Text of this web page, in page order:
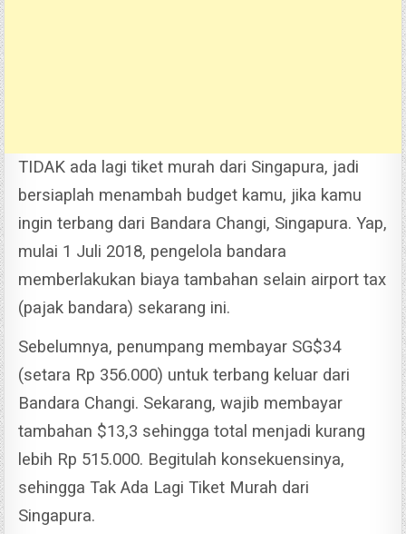
TIDAK ada lagi tiket murah dari Singapura, jadi
bersiaplah menambah budget kamu, jika kamu
ingin terbang dari Bandara Changi, Singapura.Yap,
mulai 1 Juli 2018, pengelola bandara
memberlakukan biaya tambahan selain airport tax
(pajak bandara) sekarang ini.
Sebelumnya, penumpang membayar SG$34
(setara Rp 356.000) untuk terbang keluar dari
Bandara Changi. Sekarang, wajib membayar
tambahan $13,3 sehingga total menjadi kurang
lebih Rp 515.000. Begitulah konsekuensinya,
sehingga Tak Ada Lagi Tiket Murah dari
Singapura.